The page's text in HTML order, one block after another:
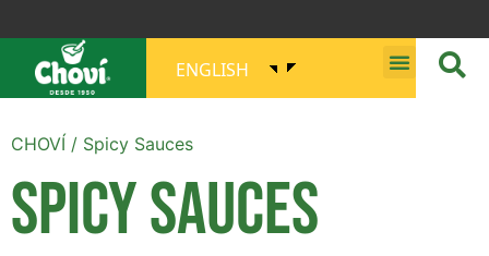
ENGLISH
CHOVÍ / Spicy Sauces
SPICY SAUCES